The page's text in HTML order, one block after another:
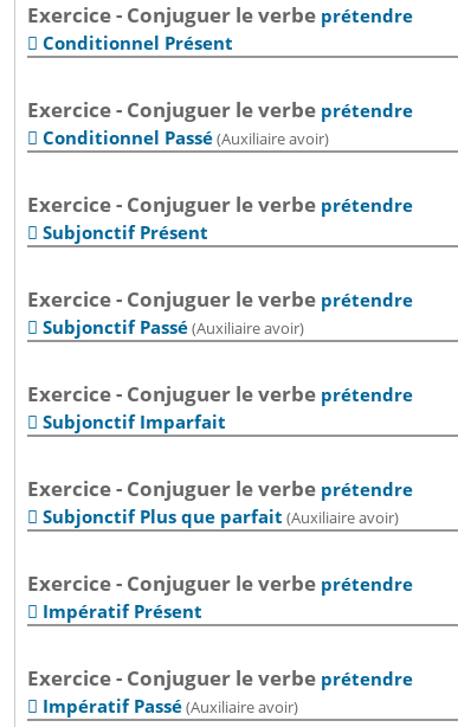
Exercice - Conjuguer le verbe prétendre
Conditionnel Présent
Exercice - Conjuguer le verbe prétendre
Conditionnel Passé(Auxiliaire avoir)
Exercice - Conjuguer le verbe prétendre
Subjonctif Présent
Exercice - Conjuguer le verbe prétendre
Subjonctif Passé(Auxiliaire avoir)
Exercice - Conjuguer le verbe prétendre
Subjonctif Imparfait
Exercice - Conjuguer le verbe prétendre
Subjonctif Plus que parfait (Auxiliaire avoir)
Exercice - Conjuguer le verbe prétendre
 Impératif Présent
Exercice - Conjuguer le verbe prétendre
 Impératif Passé(Auxiliaire avoir)